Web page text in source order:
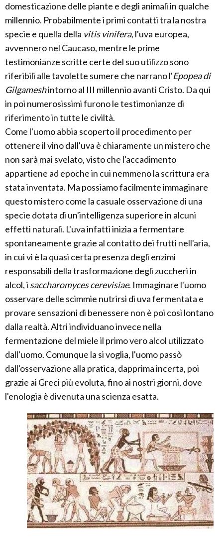
domesticazione delle piante e degli animali in qualche
millennio. Probabilmente i primi contatti tra la nostra
specie e quella della vitis vinifera, l'uva europea,
avvennero nel Caucaso, mentre le prime
testimonianze scritte certe del suo utilizzo sono
riferibili alle tavolette sumere che narrano l'Epopea di
Gilgameshintorno al III millennio avanti Cristo. Da qui
in poi numerosissimi furono le testimonianze di
riferimento in tutte le civiltà.
Come l'uomo abbia scoperto il procedimento per
ottenere il vino dall'uva è chiaramente un mistero che
non sarà mai svelato, visto che l'accadimento
appartiene ad epoche in cui nemmeno la scrittura era
stata inventata. Ma possiamo facilmente immaginare
questo mistero come la casuale osservazione di una
specie dotata di un'intelligenza superiore in alcuni
effetti naturali. L'uva infatti inizia a fermentare
spontaneamente grazie al contatto dei frutti nell'aria,
in cui vi è la quasi certa presenza degli enzimi
responsabili della trasformazione degli zuccheri in
alcol, i saccharomyces cerevisiae. Immaginare l'uomo
osservare delle scimmie nutrirsi di uva fermentata e
provare sensazioni di benessere non è poi così lontano
dalla realtà. Altri individuano invece nella
fermentazione del miele il primo vero alcol utilizzato
dall'uomo. Comunque la si voglia, l'uomo passò
dall'osservazione alla pratica, dapprima incerta, poi
grazie ai Greci più evoluta, fino ai nostri giorni, dove
l'enologia è divenuta una scienza esatta.